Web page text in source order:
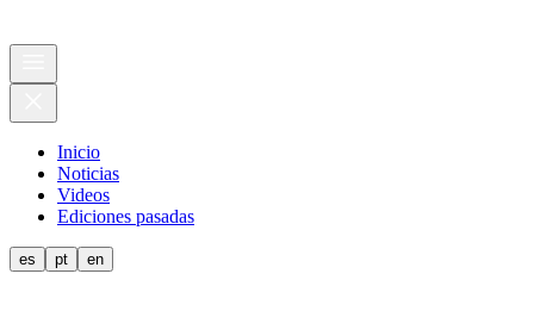
Inicio
Noticias
Videos
Ediciones pasadas
es pt en